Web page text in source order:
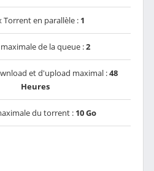
Torrent en parallèle : 1
de la queue :2
et d'upload maximal :48
Heures
du torrent : 10 Go